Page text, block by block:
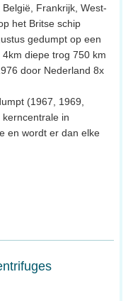
Frankrijk, West-
het Britse schip
gedumpt op een
diepe trog 750 km
door Nederland 8x
(1967, 1969,
in
en wordt er dan elke